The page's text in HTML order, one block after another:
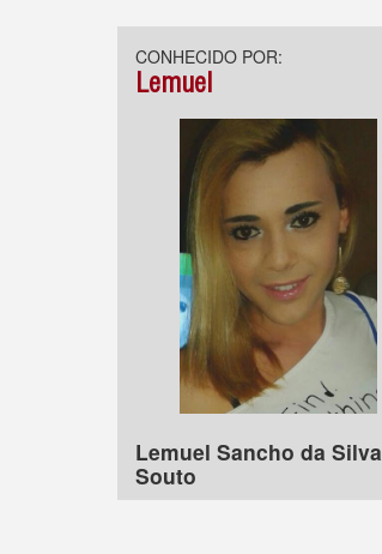
CONHECIDO POR:
Lemuel
Lemuel Sancho da Silva
Souto